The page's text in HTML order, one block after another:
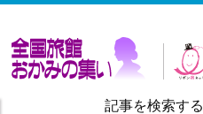
記事を検索する